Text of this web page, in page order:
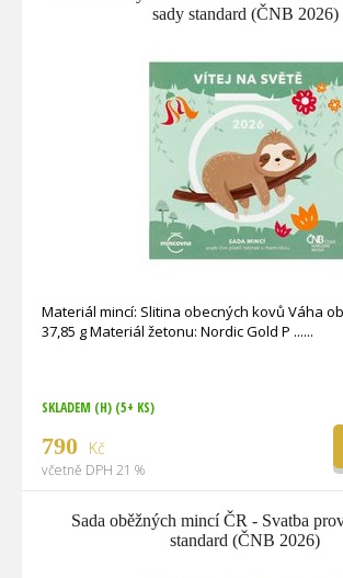
sady standard (ČNB 2026)
Materiál mincí: Slitina obecných kovů Váha
37,85 g Materiál žetonu: Nordic Gold P ...
SKLADEM (H) (5+ KS)
790 Kč
včetně DPH 21 %
Sada oběžných mincí ČR - Svatba
standard (ČNB 2026)